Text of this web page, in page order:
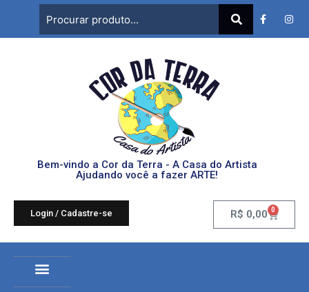
Bem-vindo a Cor da Terra - A Casa do Artista
Ajudando você a fazer ARTE!
Login / Cadastre-se R$ 0,00 0